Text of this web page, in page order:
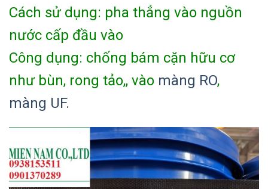
Cách sử dụng: pha thẳng vào nguồn
nước cấp đầu vào
Công dụng: chống bám cặn hữu cơ
như bùn, rong tảo,, vào màng RO,
màng UF.